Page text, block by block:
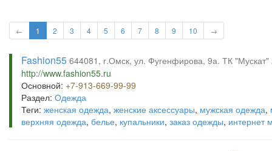
← 1 2 3 4 5 6 7 8 9 10 →
Fashion55 644081, г.Омск, ул. Фугенфирова, 9а. ТК "Мускат"
http://www.fashion55.ru
Основной: +7-913-669-99-99
Раздел: Одежда
Теги: женская одежда, женские аксессуары, мужская одежда,
верхняя одежда, белье, купальники, заказ одежды, интернет